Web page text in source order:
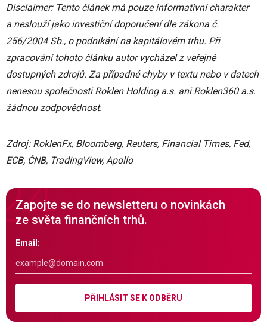
Disclaimer: Tento článek má pouze informativní charakter
a neslouží jako investiční doporučení dle zákona č.
256/2004 Sb., o podnikání na kapitálovém trhu. Při
zpracování tohoto článku autor vycházel z veřejně
dostupných zdrojů. Za případné chyby v textu nebo v datech
nenesou společnosti Roklen Holding a.s. ani Roklen360 a.s.
žádnou zodpovědnost.
Zdroj: RoklenFx, Bloomberg, Reuters, Financial Times, Fed,
ECB, ČNB, TradingView, Apollo
Zapojte se do newsletteru o novinkách
ze světa finančních trhů.
Email:
PŘIHLÁSIT SE K ODBĚRU